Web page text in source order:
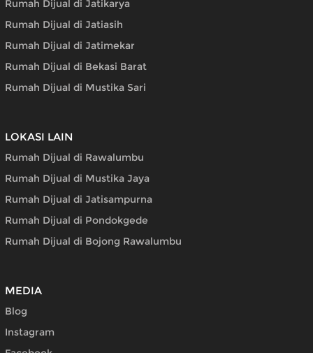
Rumah Dijual di Jatikarya
Rumah Dijual di Jatiasih
Rumah Dijual di Jatimekar
Rumah Dijual di Bekasi Barat
Rumah Dijual di Mustika Sari
LOKASI LAIN
Rumah Dijual di Rawalumbu
Rumah Dijual di Mustika Jaya
Rumah Dijual di Jatisampurna
Rumah Dijual di Pondokgede
Rumah Dijual di Bojong Rawalumbu
MEDIA
Blog
Instagram